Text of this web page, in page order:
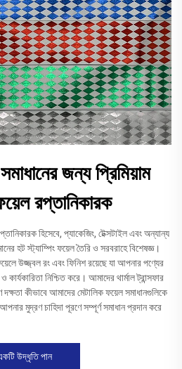
জন্য প্রিমিয়াম
রপ্তানিকারক
হিসেবে, প্যাকেজিং, টেক্সটাইল এবং অন্যান্য
হট স্ট্যাম্পিং ফয়েল তৈরি ও সরবরাহে বিশেষজ্ঞ।
উজ্জ্বল রং এবং ফিনিশ রয়েছে যা আপনার পণ্যের
নিশ্চিত করে। আমাদের থার্মাল ট্রান্সফার
কীভাবে আমাদের মেটালিক ফয়েল সমাধানগুলিকে
মুদ্রণ চাহিদা পূরণে সম্পূর্ণ সমাধান প্রদান করে
উদ্ধৃতি পান